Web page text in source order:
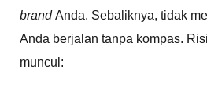
brandAnda. Sebaliknya, tidak
Anda berjalan tanpa kompas.
muncul: